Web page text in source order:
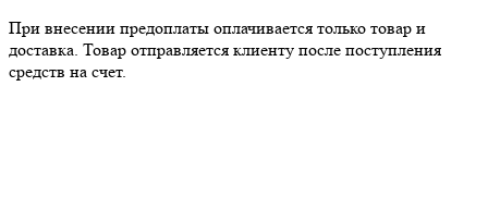
При внесении предоплаты оплачивается только товар и
доставка. Товар отправляется клиенту после поступления
средств на счет.